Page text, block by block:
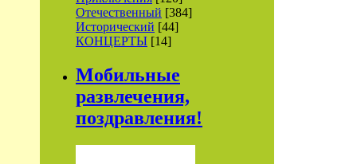
Отечественный [384]
Исторический [44]
КОНЦЕРТЫ [14]
Мобильные
развлечения,
поздравления!